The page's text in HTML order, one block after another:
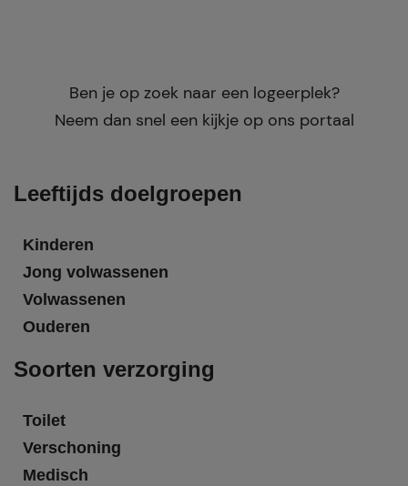
Ben je op zoek naar een logeerplek?
Neem dan snel een kijkje op ons portaal
Leeftijds doelgroepen
Kinderen
Jong volwassenen
Volwassenen
Ouderen
Soorten verzorging
Toilet
Verschoning
Medisch